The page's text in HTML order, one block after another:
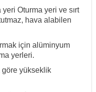
yeri Oturma yeri ve sırt
hava alabilen
için a lüminyum
yerleri.
göre yükseklik